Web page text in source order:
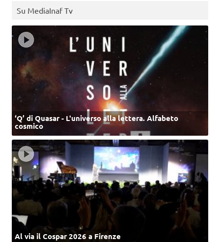
Su MediaInaf Tv
‘Q’ di Quasar - L'universo alla lettera. Alfabeto
cosmico
Al via il Cospar 2026 a Firenze